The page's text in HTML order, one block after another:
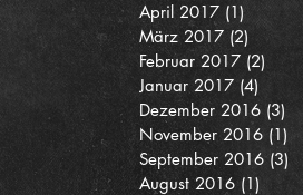
April 2017 (1)
März 2017 (2)
Februar 2017 (2) 2
Januar 2017 (4)
Dezember 2016 (3)
November 2016 (1)
September 2016 (3)
August 2016 (1) 1